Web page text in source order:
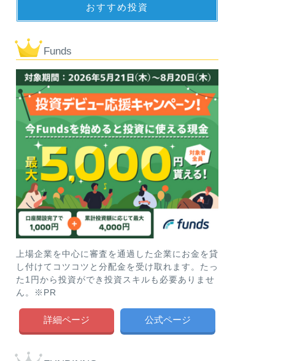
おすすめ投資
Funds
上場企業を中心に審査を通過した企業にお金を貸
し付けてコツコツと分配金を受け取れます。たっ
た1円から投資ができ投資スキルも必要ありませ
ん。※PR
詳細ページ 公式ページ